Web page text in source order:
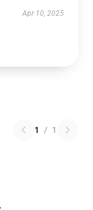
Apr 10, 2025
1 / 1